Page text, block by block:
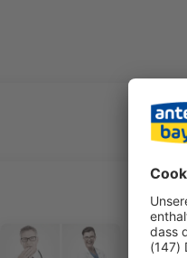
ALLE
Audiotitel - Au Wacken
Ein